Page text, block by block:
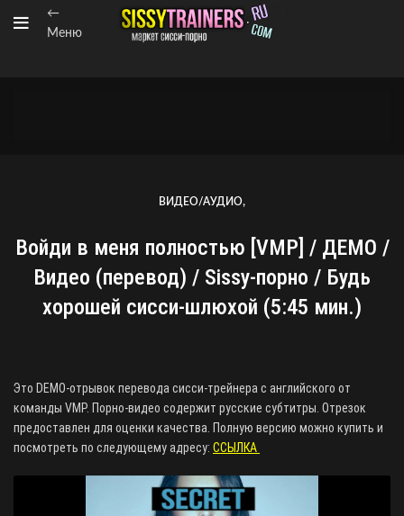
←
Меню
ВИДЕО/АУДИО,
Войди в меня полностью [VMP] / ДЕМО /
Видео (перевод) / Sissy-порно / Будь
хорошей сисси-шлюхой (5:45 мин.)
Это DEMO-отрывок перевода сисси-трейнера с английского от
команды VMP. Порно-видео содержит русские субтитры. Отрезок
предоставлен для оценки качества. Полную версию можно купить и
посмотреть по следующему адресу: ССЫЛКА